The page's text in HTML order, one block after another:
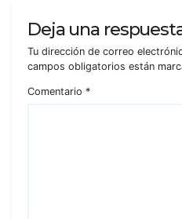
Deja una
Tu dirección de correo
campos obligatorios están
Comentario *